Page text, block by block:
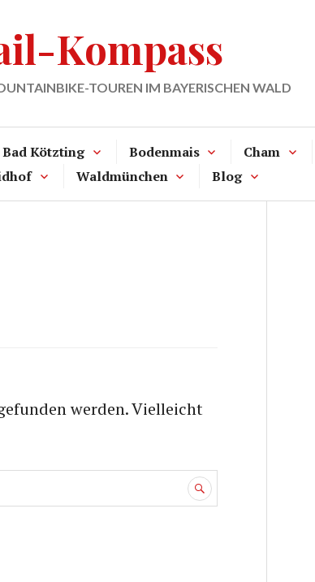
Kompass
TOUREN IM BAYERISCHEN WALD
Bad Kötzting Bodenmais Cham
Waldmünchen Blog
werden. Vielleicht